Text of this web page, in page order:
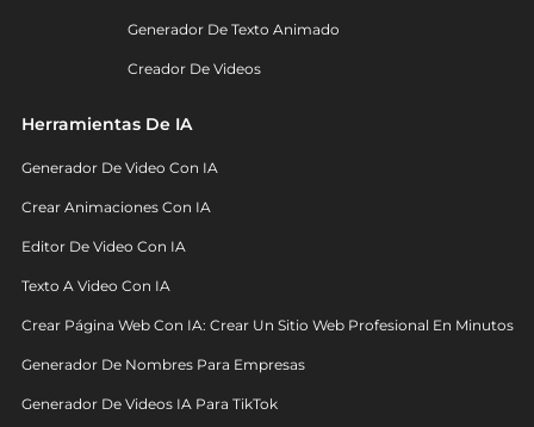
Generador De Texto Animado
Creador De Videos
Herramientas De IA
Generador De Video Con IA
Crear Animaciones Con IA
Editor De Video Con IA
Texto A Video Con IA
Crear Página Web Con IA: Crear Un Sitio Web Profesional En Minutos
Generador De Nombres Para Empresas
Generador De Videos IA Para TikTok